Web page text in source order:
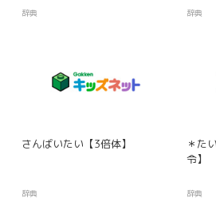
辞典 辞典
さんばいたい【3倍体】
辞典
＊た
令】
辞典